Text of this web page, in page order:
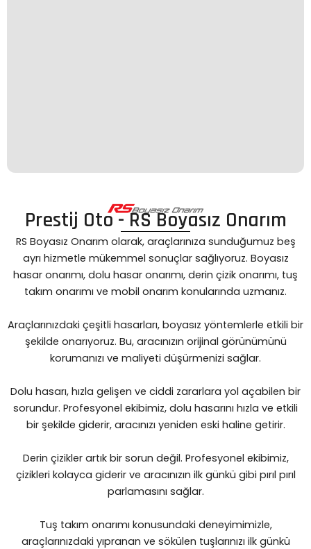
Prestij Oto - RS Boyasız Onarım
RS Boyasız Onarım olarak, araçlarınıza sunduğumuz beş
ayrı hizmetle mükemmel sonuçlar sağlıyoruz. Boyasız
hasar onarımı, dolu hasar onarımı, derin çizik onarımı, tuş
takım onarımı ve mobil onarım konularında uzmanız.
Araçlarınızdaki çeşitli hasarları, boyasız yöntemlerle etkili bir
şekilde onarıyoruz. Bu, aracınızın orijinal görünümünü
korumanızı ve maliyeti düşürmenizi sağlar.
Dolu hasarı, hızla gelişen ve ciddi zararlara yol açabilen bir
sorundur. Profesyonel ekibimiz, dolu hasarını hızla ve etkili
bir şekilde giderir, aracınızı yeniden eski haline getirir.
Derin çizikler artık bir sorun değil. Profesyonel ekibimiz,
çizikleri kolayca giderir ve aracınızın ilk günkü gibi pırıl pırıl
parlamasını sağlar.
Tuş takım onarımı konusundaki deneyimimizle,
araçlarınızdaki yıpranan ve sökülen tuşlarınızı ilk günkü